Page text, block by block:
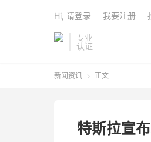
专业
认证
Hi, 请登录 我要注册
新闻资讯  正文
特斯拉宣